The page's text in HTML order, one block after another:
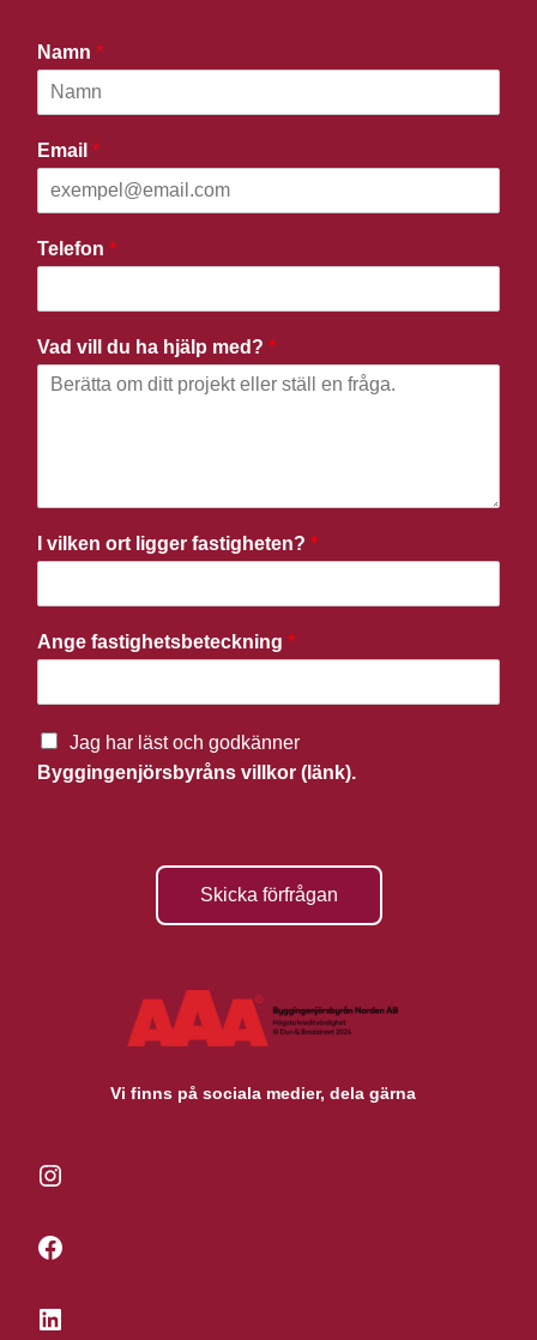
Namn *
Email *
Telefon *
Vad vill du ha hjälp med? *
I vilken ort ligger fastigheten? *
Ange fastighetsbeteckning *
Jag har läst och godkänner
Byggingenjörsbyråns villkor (länk).
Skicka förfrågan
Vi finns på sociala medier, dela gärna
Instagram
Facebook
LinkedIn